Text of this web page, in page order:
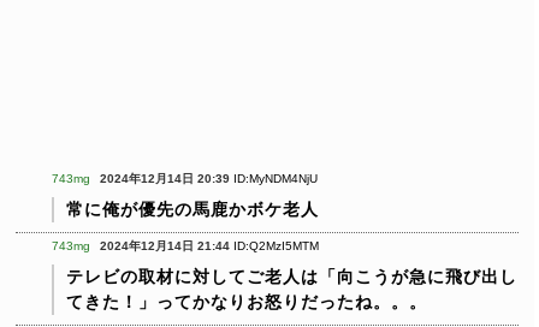
743mg 2024年12月14日 20:39 ID:MyNDM4NjU
常に俺が優先の馬鹿かボケ老人
743mg 2024年12月14日 21:44 ID:Q2MzI5MTM
テレビの取材に対してご老人は「向こうが急に飛び出し
てきた！」ってかなりお怒りだったね。。。